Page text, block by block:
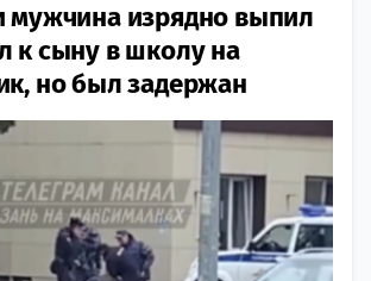
мужчина изрядно выпил
к сыну в школу на
но был задержан